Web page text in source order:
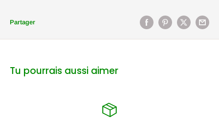
Partager
Tu pourrais aussi aimer